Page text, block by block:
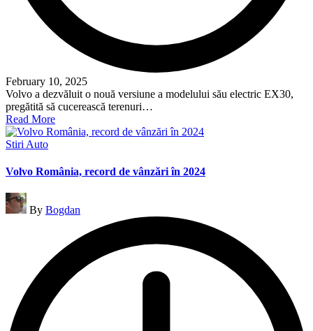
February 10, 2025
Volvo a dezvăluit o nouă versiune a modelului său electric EX30,
pregătită să cucerească terenuri…
Read More
Posted
Stiri Auto
Volvo România, record de vânzări în 2024
Posted
by
By Bogdan